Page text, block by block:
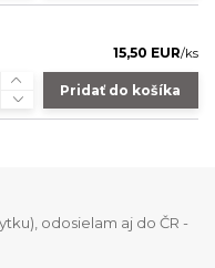
15,50 EUR/ks
Pridať do košíka
odosielam aj do ČR -